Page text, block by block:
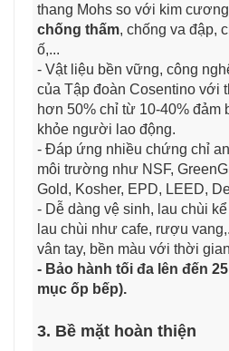
thang Mohs so với kim
chống thấm, chống va đập,
ố,...
- Vật liệu bền vững, công
của Tập đoàn Cosentino với
hơn 50% chỉ từ 10-40% đảm
khỏe người lao động.
- Đáp ứng nhiều chứng chỉ
môi trường như NSF,
Gold, Kosher, EPD, LEED,
- Dễ dàng vệ sinh, lau chùi
lau chùi như cafe, rượu
vân tay, bền màu với thời gian
- Bảo hành tối đa lên đến
mục ốp bếp).
3. Bề mặt hoàn thiện